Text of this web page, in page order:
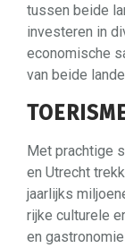
tussen beide
investeren in
economische
van beide
Met prachtige
en Utrecht
jaarlijks
rijke culturele
en